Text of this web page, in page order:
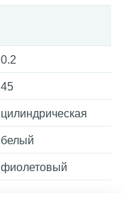
0.2
45
цилиндрическая
белый
фиолетовый